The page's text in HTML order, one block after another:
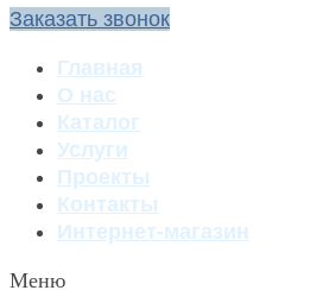
Заказать звонок
Главная
О нас
Каталог
Услуги
Проекты
Контакты
Интернет-магазин
Меню